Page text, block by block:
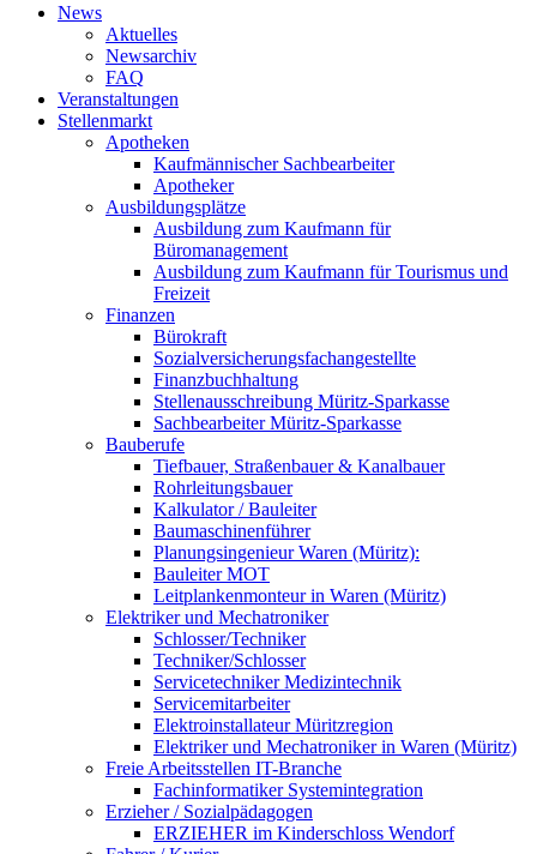
News
Aktuelles
Newsarchiv
FAQ
Veranstaltungen
Stellenmarkt
Apotheken
Kaufmännischer Sachbearbeiter
Apotheker
Ausbildungsplätze
Ausbildung zum Kaufmann für
Büromanagement
Ausbildung zum Kaufmann für Tourismus und
Freizeit
Finanzen
Bürokraft
Sozialversicherungsfachangestellte
Finanzbuchhaltung
Stellenausschreibung Müritz-Sparkasse
Sachbearbeiter Müritz-Sparkasse
Bauberufe
Tiefbauer, Straßenbauer & Kanalbauer
Rohrleitungsbauer
Kalkulator / Bauleiter
Baumaschinenführer
Planungsingenieur Waren (Müritz):
Bauleiter MOT
Leitplankenmonteur in Waren (Müritz)
Elektriker und Mechatroniker
Schlosser/Techniker
Techniker/Schlosser
Servicetechniker Medizintechnik
Servicemitarbeiter
Elektroinstallateur Müritzregion
Elektriker und Mechatroniker in Waren (Müritz)
Freie Arbeitsstellen IT-Branche
Fachinformatiker Systemintegration
Erzieher / Sozialpädagogen
ERZIEHER im Kinderschloss Wendorf